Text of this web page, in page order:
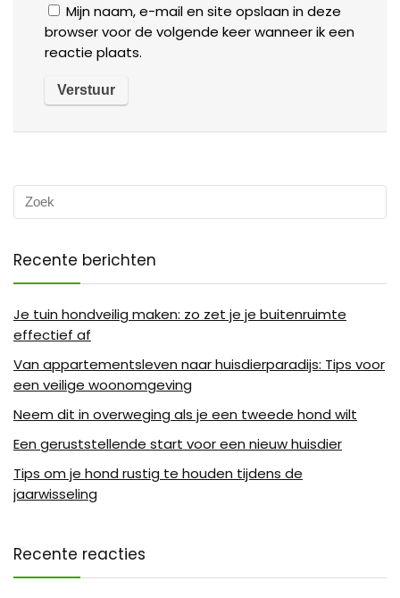
Mijn naam, e-mail en site opslaan in deze
browser voor de volgende keer wanneer ik een
reactie plaats.
Recente berichten
Je tuin hondveilig maken: zo zet je je buitenruimte
effectief af
Van appartementsleven naar huisdierparadijs: Tips voor
een veilige woonomgeving
Neem dit in overweging als je een tweede hond wilt
Een geruststellende start voor een nieuw huisdier
Tips om je hond rustig te houden tijdens de
jaarwisseling
Recente reacties